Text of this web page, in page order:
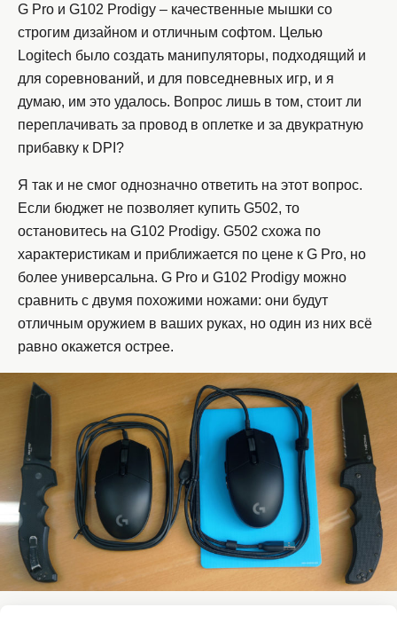
G Pro и G102 Prodigy – качественные мышки со
строгим дизайном и отличным софтом. Целью
Logitech было создать манипуляторы, подходящий и
для соревнований, и для повседневных игр, и я
думаю, им это удалось. Вопрос лишь в том, стоит ли
переплачивать за провод в оплетке и за двукратную
прибавку к DPI?
Я так и не смог однозначно ответить на этот вопрос.
Если бюджет не позволяет купить G502, то
остановитесь на G102 Prodigy. G502 схожа по
характеристикам и приближается по цене к G Pro, но
более универсальна. G Pro и G102 Prodigy можно
сравнить с двумя похожими ножами: они будут
отличным оружием в ваших руках, но один из них всё
равно окажется острее.